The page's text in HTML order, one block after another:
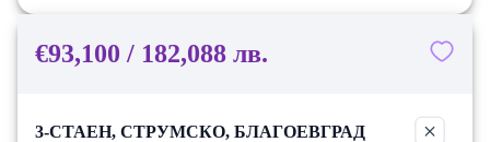
€93,100 / 182,088 лв.
3-СТАЕН, СТРУМСКО, БЛАГОЕВГРАД